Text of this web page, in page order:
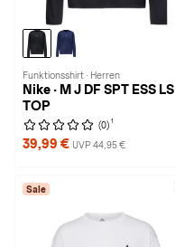
Funktionsshirt · Herren
Nike · M J DF SPT ESS LS
TOP
(0) 1
39,99 € UVP 44,95 €
Sale